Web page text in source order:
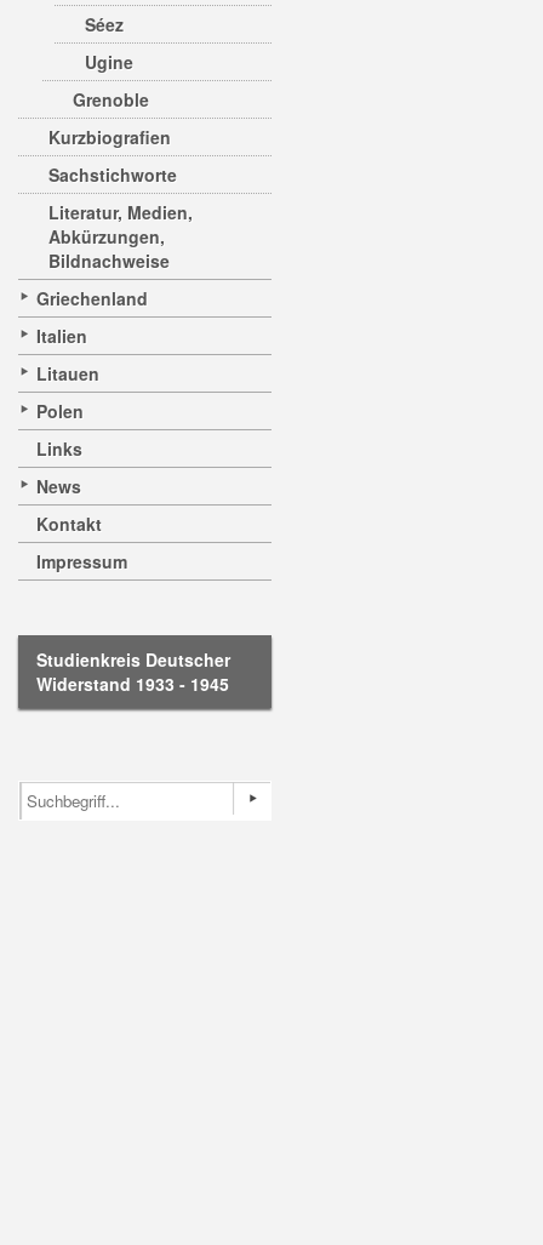
Séez
Ugine
Grenoble
Kurzbiografien
Sachstichworte
Literatur, Medien,
Abkürzungen,
Bildnachweise
Griechenland
Italien
Litauen
Polen
Links
News
Kontakt
Impressum
Studienkreis Deutscher
Widerstand 1933 - 1945